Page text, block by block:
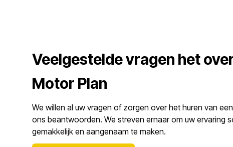
Veelgestelde vragen het
Motor Plan
We willen al uw vragen of zorgen over het huren van
ons beantwoorden. We streven ernaar om uw ervaring
gemakkelijk en aangenaam te maken.